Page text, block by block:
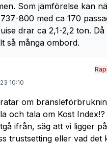
Som jämförelse kan
800 med ca 170
drar ca 2,1-2,2 ton. Då
så många ombord.
10:10
om
och tala om Kost Index!?
ifrån, säg att vi ligger
trustsetting eller vad det